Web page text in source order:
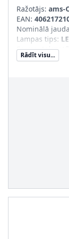
Ražotājs: ams-
EAN:
Nominālā
Lampas tips:
Forma:
Montāžas veids
Rādīt visu...